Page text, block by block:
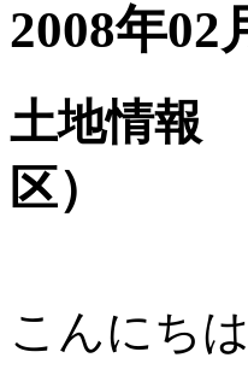
2008年02
土地情
区）
こんにち